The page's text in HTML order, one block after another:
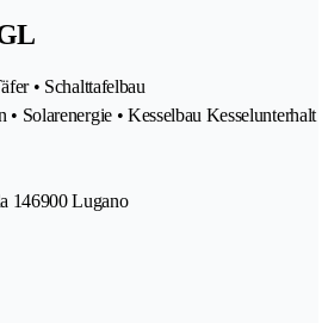
• Schalttafelbau
• Solarenergie • Kesselbau Kesselunterhalt
146900 Lugano